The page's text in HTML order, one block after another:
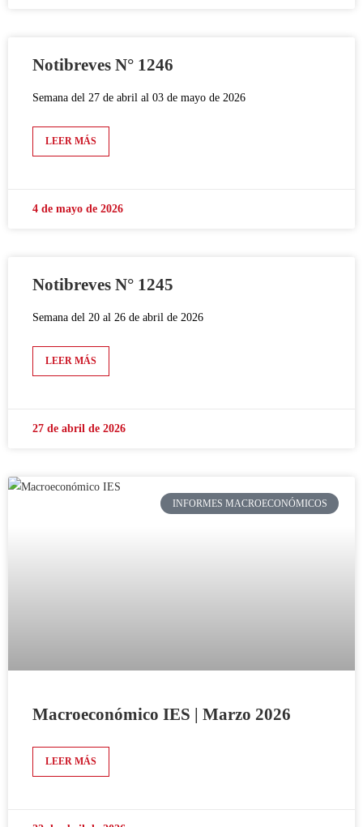
Notibreves N° 1246
Semana del 27 de abril al 03 de mayo de 2026
LEER MÁS
4 de mayo de 2026
Notibreves N° 1245
Semana del 20 al 26 de abril de 2026
LEER MÁS
27 de abril de 2026
INFORMES MACROECONÓMICOS
Macroeconómico IES | Marzo 2026
LEER MÁS